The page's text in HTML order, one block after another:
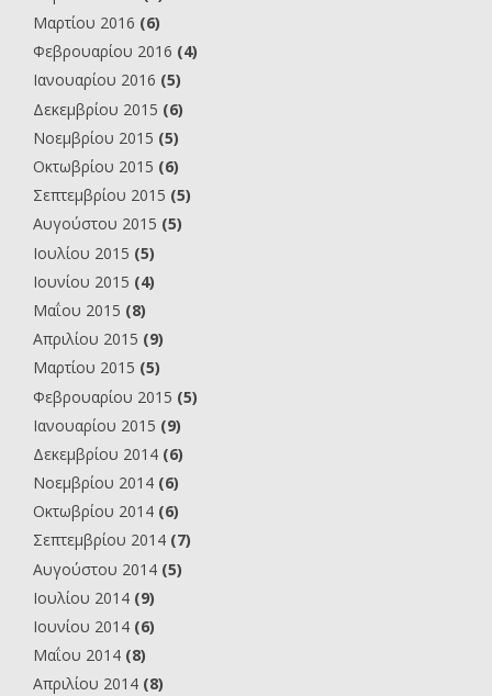
Μαρτίου 2016 (6)
Φεβρουαρίου 2016 (4)
Ιανουαρίου 2016 (5)
Δεκεμβρίου 2015 (6)
Νοεμβρίου 2015 (5)
Οκτωβρίου 2015 (6)
Σεπτεμβρίου 2015 (5)
Αυγούστου 2015 (5)
Ιουλίου 2015 (5)
Ιουνίου 2015 (4)
Μαΐου 2015 (8)
Απριλίου 2015 (9)
Μαρτίου 2015 (5)
Φεβρουαρίου 2015 (5)
Ιανουαρίου 2015 (9)
Δεκεμβρίου 2014 (6)
Νοεμβρίου 2014 (6)
Οκτωβρίου 2014 (6)
Σεπτεμβρίου 2014 (7)
Αυγούστου 2014 (5)
Ιουλίου 2014 (9)
Ιουνίου 2014 (6)
Μαΐου 2014 (8)
Απριλίου 2014 (8)